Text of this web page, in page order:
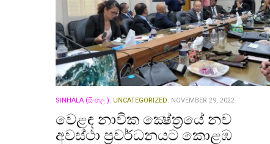
SINHALA (සිංහල ). UNCATEGORIZED. NOVEMBER 29, 2022
වෙළඳ නාවික ක්‍ෂේත්‍රයේ නව
අවස්ථා ප්‍රවර්ධනයට කොළඹ